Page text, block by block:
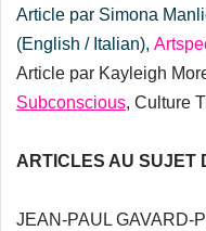
Article par Simona
(English / Italian),
Article par Kayleigh
Subconscious, Culture
ARTICLES AU SUJET
JEAN-PAUL GAVARD-